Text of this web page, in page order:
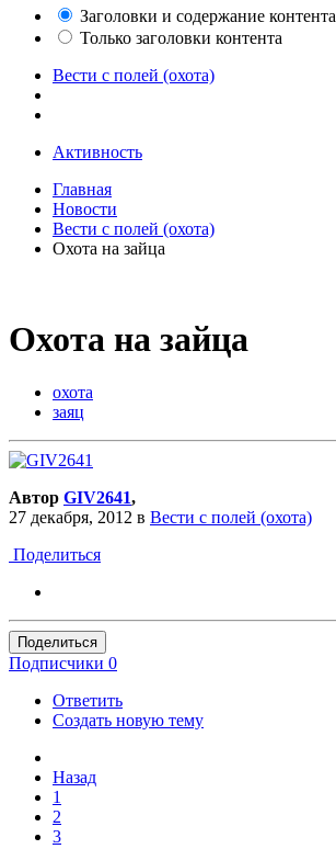
Заголовки и содержание контента
Только заголовки контента
Вести с полей (охота)
Активность
Главная
Новости
Вести с полей (охота)
Охота на зайца
Охота на зайца
охота
заяц
Автор GIV2641,
27 декабря, 2012 в Вести с полей (охота)
Поделиться
Поделиться
Подписчики 0
Ответить
Создать новую тему
Назад
1
2
3